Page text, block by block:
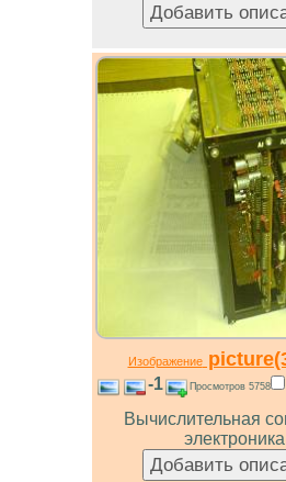
Изображение
-1 Просмотров 5758
Вычислительная
электроника